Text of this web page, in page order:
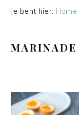
Je bent hier: Home
MARINADE